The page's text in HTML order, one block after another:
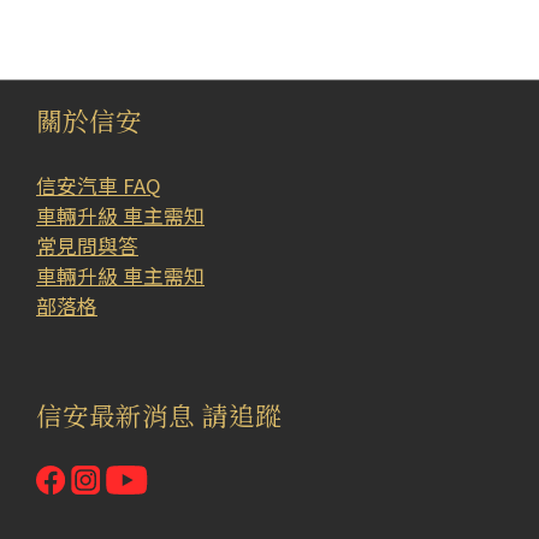
關於信安
信安汽車 FAQ
車輛升級 車主需知
常見問與答
車輛升級 車主需知
部落格
信安最新消息 請追蹤